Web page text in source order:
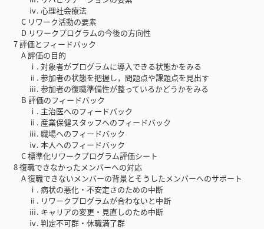
ⅳ. 心理社会療法
C リワーク活動の要素
D リワークプログラムの今後の方向性
7 評価とフィードバック
A 評価の目的
ⅰ. 対象者がプログラムに導入できる状態かをみる
ⅱ. 参加者の状態を把握し，問題点や課題点を見出す
ⅲ. 参加者の復職準備性が整っているかどうかをみる
B 評価のフィードバック
ⅰ. 主治医へのフィードバック
ⅱ. 産業保健スタッフへのフィードバック
ⅲ. 職場へのフィードバック
ⅳ. 本人へのフィードバック
C 標準化リワークプログラム評価シート
8 復職できなかったメンバーへの対応
A 復職できないメンバーの背景とそうしたメンバーへのサポート
ⅰ. 病状の悪化・不安定さのための中断
ⅱ. リワークプログラムが合わないと中断
ⅲ. キャリアの変更・見直しのため中断
ⅳ. 判定不可群・休職満了群